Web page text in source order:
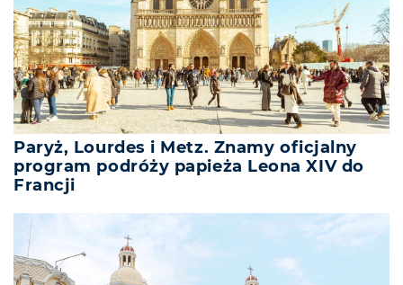
Paryż, Lourdes i Metz. Znamy oficjalny
program podróży papieża Leona XIV do
Francji